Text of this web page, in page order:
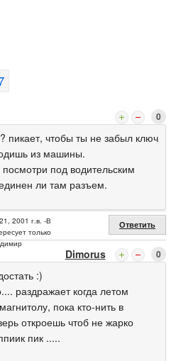
0
пикает, чтобы ты не забыл ключ
из машины.
под водительским
ли там разъем.
2001 г.в. -В
только
Ответить
Dimorus 0
:)
раздражает когда летом
пока кто-нить в
откроешь чтоб не жарко
пик .....